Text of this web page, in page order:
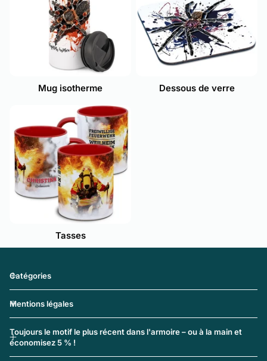
Mug isotherme Dessous de verre
Tasses
Catégories
Mentions légales
Toujours le motif le plus récent dans l'armoire – ou à la main et
économisez 5 % !